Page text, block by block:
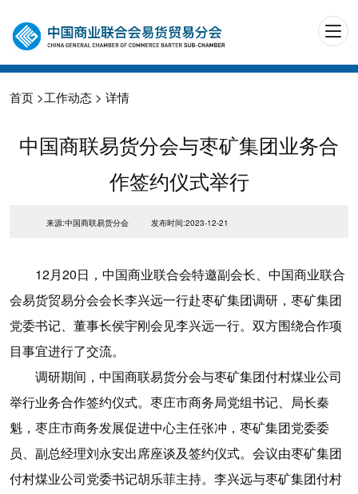
首页 >工作动态 > 详情
中国商联易货分会与枣矿集团业务合
作签约仪式举行
来源:中国商联易货分会 发布时间:2023-12-21
12月20日，中国商业联合会特邀副会长、中国商业联合
会易货贸易分会会长李兴远一行赴枣矿集团调研，枣矿集团
党委书记、董事长侯宇刚会见李兴远一行。双方围绕合作项
目事宜进行了交流。
调研期间，中国商联易货分会与枣矿集团付村煤业公司
举行业务合作签约仪式。枣庄市商务局党组书记、局长秦
魁，枣庄市商务发展促进中心主任张冲，枣矿集团党委委
员、副总经理刘永安出席座谈及签约仪式。会议由枣矿集团
付村煤业公司党委书记胡乐菲主持。李兴远与枣矿集团付村